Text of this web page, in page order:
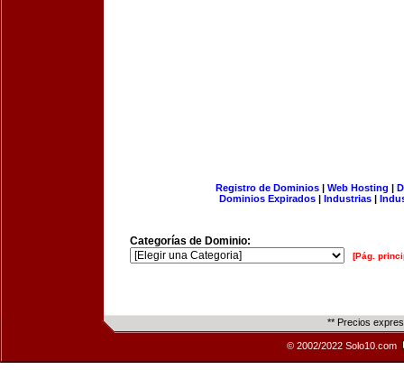
Registro de Dominios| Web Hosting |
Dominios Expirados | Industrias |
Categorías de Dominio:
[Pág.
** Precios
© 2002/2022 Solo10.com